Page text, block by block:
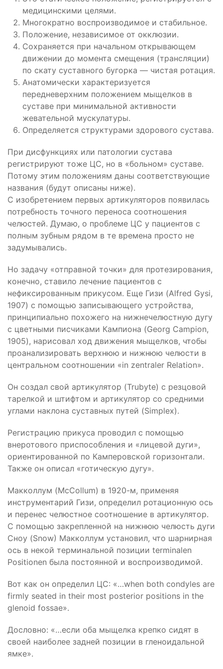
медицинскими целями.
Многократно воспроизводимое и стабильное.
Положение, независимое от окклюзии.
Сохраняется при начальном открывающем
движении до момента смещения (трансляции)
по скату суставного бугорка — чистая ротация.
Анатомически характеризуется
передневерхним положением мыщелков в
суставе при минимальной активности
жевательной мускулатуры.
Определяется структурами здорового сустава.
При дисфункциях или патологии сустава
регистрируют тоже ЦС, но в «больном» суставе.
Потому этим положениям даны соответствующие
названия (будут описаны ниже).
С изобретением первых артикуляторов появилась
потребность точного переноса соотношения
челюстей. Думаю, о проблеме ЦС у пациентов с
полным зубным рядом в те времена просто не
задумывались.
Но задачу «отправной точки» для протезирования,
конечно, ставило лечение пациентов с
нефиксированным прикусом. Еще Гизи (Alfred Gysi,
1907) c помощью записывающего устройства,
принципиально похожего на нижнечелюстную дугу
с цветными писчиками Кампиона (Georg Campion,
1905), нарисовал ход движения мыщелков, чтобы
проанализировать верхнюю и нижнюю челюсти в
центральном соотношении «in zentraler Relation».
Он создал свой артикулятор (Trubyte) с резцовой
тарелкой и штифтом и артикулятор со средними
углами наклона суставных путей (Simplex).
Регистрацию прикуса проводил с помощью
внеротового приспособления и «лицевой дуги»,
ориентированной по Камперовской горизонтали.
Также он описал «готическую дугу».
Макколлум (McCollum) в 1920-м, применяя
инструментарий Гизи, определил ротационную ось
и перенес челюстное соотношение в артикулятор.
С помощью закрепленной на нижнюю челюсть дуги
Сноу (Snow) Макколлум установил, что шарнирная
ось в некой терминальной позиции terminalen
Positionen была постоянной и воспроизводимой.
Вот как он определил ЦС: «…when both condyles are
firmly seated in their most posterior positions in the
glenoid fossae».
Дословно: «…если оба мыщелка крепко сидят в
своей наиболее задней позиции в глено­идальной
ямке».